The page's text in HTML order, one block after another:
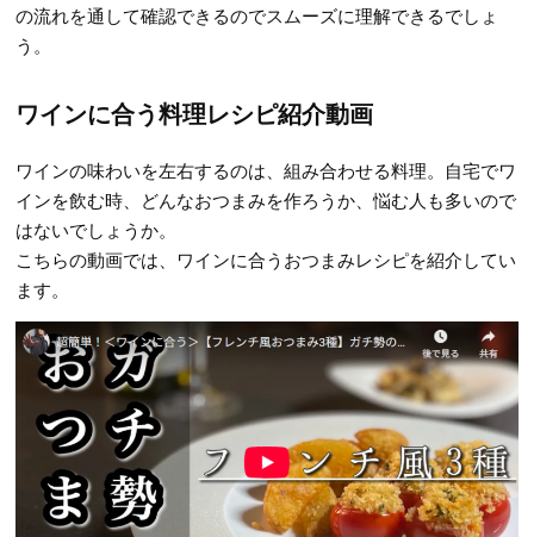
の流れを通して確認できるのでスムーズに理解できるでしょ
う。
ワインに合う料理レシピ紹介動画
ワインの味わいを左右するのは、組み合わせる料理。自宅でワ
インを飲む時、どんなおつまみを作ろうか、悩む人も多いので
はないでしょうか。
こちらの動画では、ワインに合うおつまみレシピを紹介してい
ます。